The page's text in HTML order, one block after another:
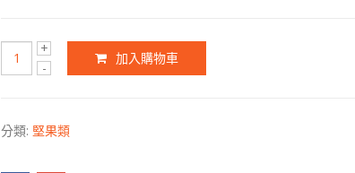
加入購物車
分類: 堅果類